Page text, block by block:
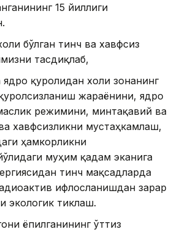
15 йиллиги
бўлган тинч ва хавфсиз
тасдиқлаб,
қуролидан холи зонанинг
жараёнини, ядро
режимини, минтақавий ва
хавфсизликни мустаҳкамлаш,
ҳамкорликни
муҳим қадам эканига
тинч мақсадларда
ифлосланишдан зарар
экологик тиклаш.
ёпилганининг ўттиз